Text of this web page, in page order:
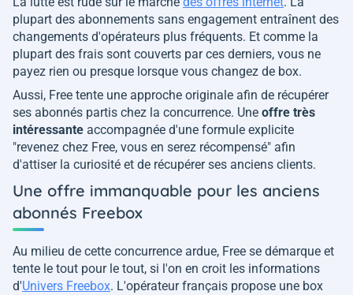
plupart des abonnements sans engagement entraînent des
changements d'opérateurs plus fréquents. Et comme la
plupart des frais sont couverts par ces derniers, vous ne
payez rien ou presque lorsque vous changez de box.
Aussi, Free tente une approche originale afin de récupérer
ses abonnés partis chez la concurrence. Une offre très
intéressante accompagnée d'une formule explicite
"revenez chez Free, vous en serez récompensé" afin
d'attiser la curiosité et de récupérer ses anciens clients.
Une offre immanquable pour les anciens
abonnés Freebox
Au milieu de cette concurrence ardue, Free se démarque et
tente le tout pour le tout, si l'on en croit les informations
d'Univers Freebox. L'opérateur français propose une box